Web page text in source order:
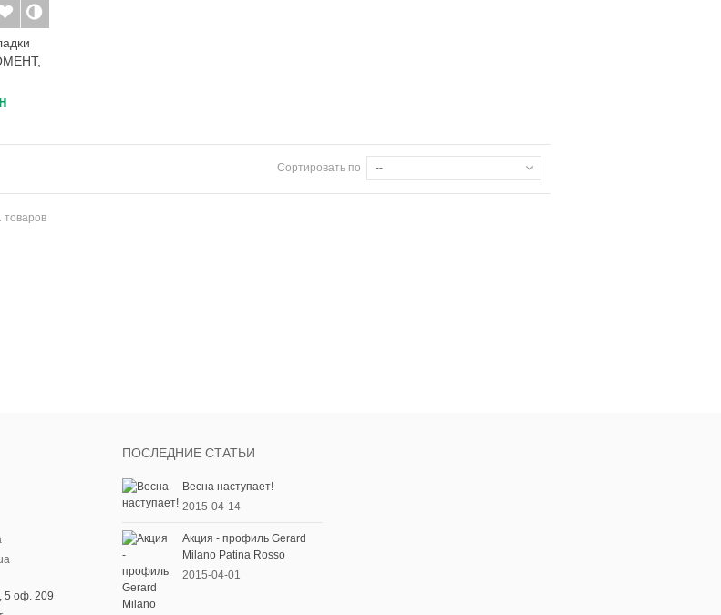
Сортировать по --
товаров
5 оф. 209
ПОСЛЕДНИЕ СТАТЬИ
Весна наступает!
2015-04-14
Акция - профиль Gerard
Milano Patina Rosso
2015-04-01